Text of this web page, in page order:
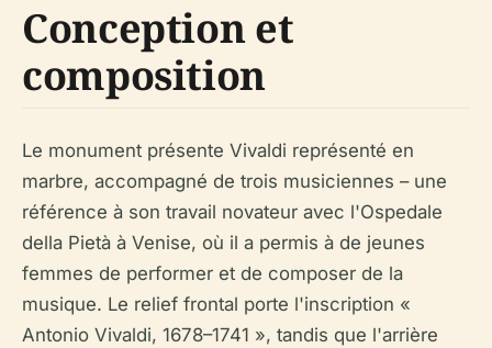
Conception et
composition
Le monument présente Vivaldi représenté en
marbre, accompagné de trois musiciennes – une
référence à son travail novateur avec l'Ospedale
della Pietà à Venise, où il a permis à de jeunes
femmes de performer et de composer de la
musique. Le relief frontal porte l'inscription «
Antonio Vivaldi, 1678–1741 », tandis que l'arrière